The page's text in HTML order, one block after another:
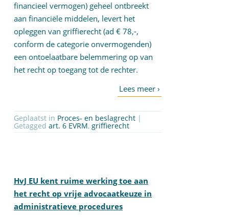
financieel vermogen) geheel ontbreekt
aan financiële middelen, levert het
opleggen van griffierecht (ad € 78,-,
conform de categorie onvermogenden)
een ontoelaatbare belemmering op van
het recht op toegang tot de rechter.
Geplaatst in Proces- en beslagrecht
Getagged art. 6 EVRM, griffierecht
HvJ EU kent ruime werking toe aan
het recht op vrije advocaatkeuze in
administratieve procedures